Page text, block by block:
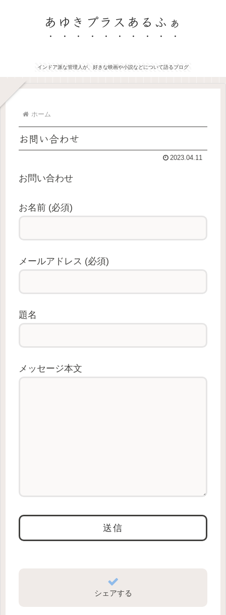
あゆきプラスあるふぁ
インドア派な管理人が、好きな映画や小説などについて語るブログ
ホーム
お問い合わせ
2023.04.11
お問い合わせ
お名前 (必須)
メールアドレス (必須)
題名
メッセージ本文
シェアする